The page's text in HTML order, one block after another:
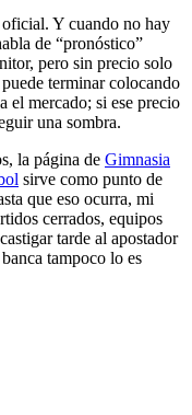
Y cuando no hay
de “pronóstico”
pero sin precio solo
terminar colocando
el mercado; si ese precio
una sombra.
la página de Gimnasia
sirve como punto de
que eso ocurra, mi
cerrados, equipos
tarde al apostador
tampoco lo es